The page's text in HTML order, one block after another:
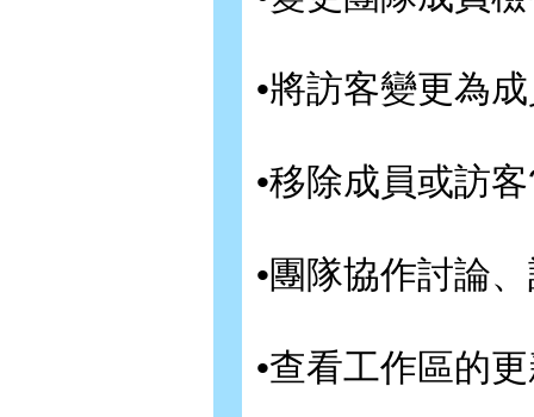
•將訪客變更為
•移除成員或訪
•團隊協作討論
•查看工作區的